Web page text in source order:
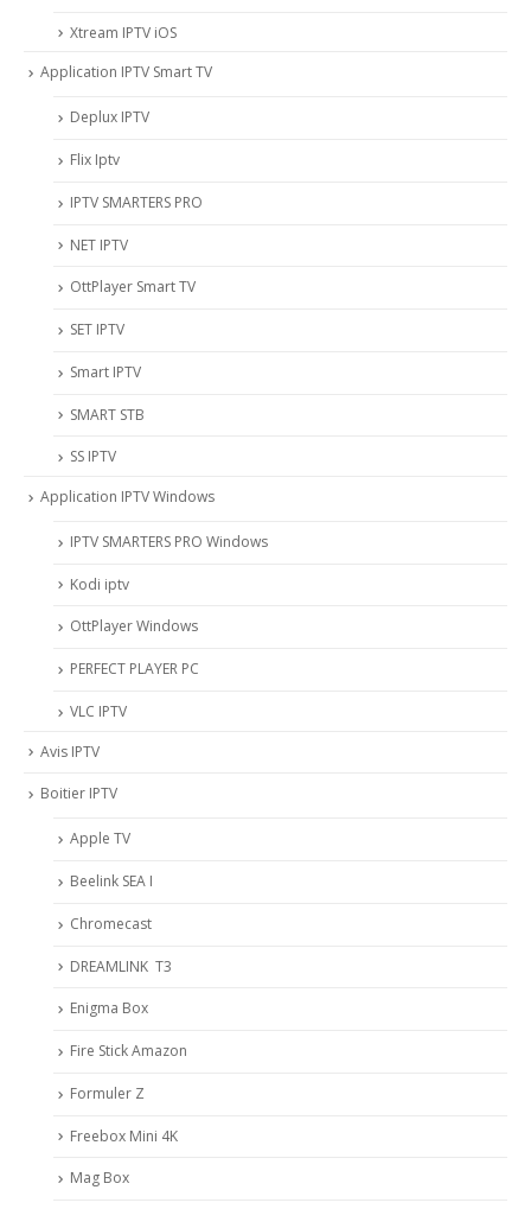
Xtream IPTV iOS
Application IPTV Smart TV
Deplux IPTV
Flix Iptv
IPTV SMARTERS PRO
NET IPTV
OttPlayer Smart TV
SET IPTV
Smart IPTV
SMART STB
SS IPTV
Application IPTV Windows
IPTV SMARTERS PRO Windows
Kodi iptv
OttPlayer Windows
PERFECT PLAYER PC
VLC IPTV
Avis IPTV
Boitier IPTV
Apple TV
Beelink SEA I
Chromecast
DREAMLINK T3
Enigma Box
Fire Stick Amazon
Formuler Z
Freebox Mini 4K
Mag Box